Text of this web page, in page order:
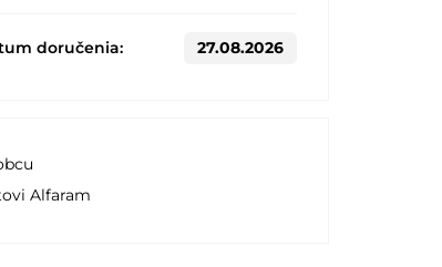
doručenia: 27.08.2026
Alfaram